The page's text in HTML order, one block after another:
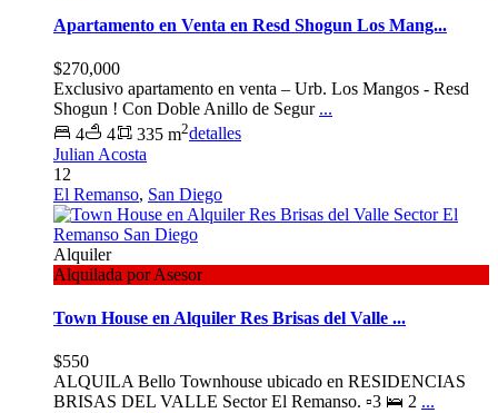
Apartamento en Venta en Resd Shogun Los Mang...
$270,000
Exclusivo apartamento en venta – Urb. Los Mangos - Resd
Shogun ! Con Doble Anillo de Segur ...
4
4 335 m2detalles
Julian Acosta
12
El Remanso, San Diego
Alquiler
Alquilada por Asesor
Town House en Alquiler Res Brisas del Valle ...
$550
ALQUILA Bello Townhouse ubicado en RESIDENCIAS
BRISAS DEL VALLE Sector El Remanso. ▫️3 🛌 2 ...